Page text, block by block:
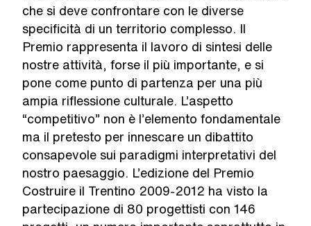
che si deve confrontare con le diverse
specificità di un territorio complesso. Il
Premio rappresenta il lavoro di sintesi delle
nostre attività, forse il più importante, e si
pone come punto di partenza per una più
ampia riflessione culturale. L’aspetto
“competitivo” non è l’elemento fondamentale
ma il pretesto per innescare un dibattito
consapevole sui paradigmi interpretativi del
nostro paesaggio. L’edizione del Premio
Costruire il Trentino 2009-2012 ha visto la
partecipazione di 80 progettisti con 146